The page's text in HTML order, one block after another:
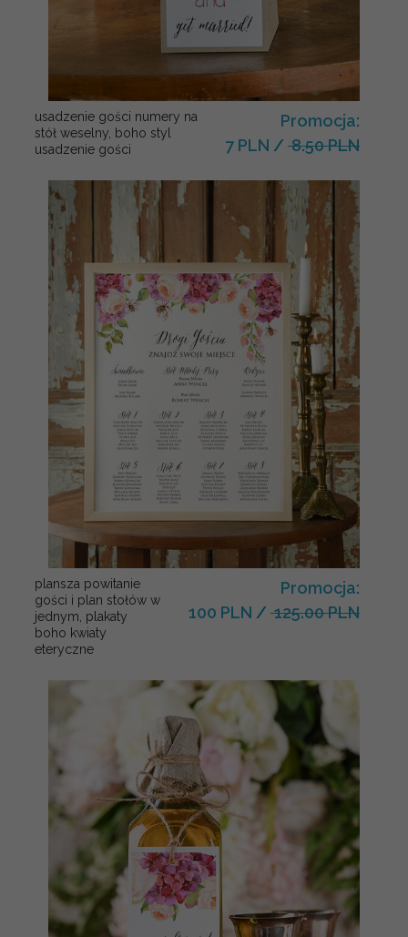
usadzenie gości numery na
stół weselny, boho styl
usadzenie gości
Promocja:
7 PLN / 8.50 PLN
plansza powitanie
gości i plan stołów w
jednym, plakaty
boho kwiaty
eteryczne
Promocja:
100 PLN / 125.00 PLN